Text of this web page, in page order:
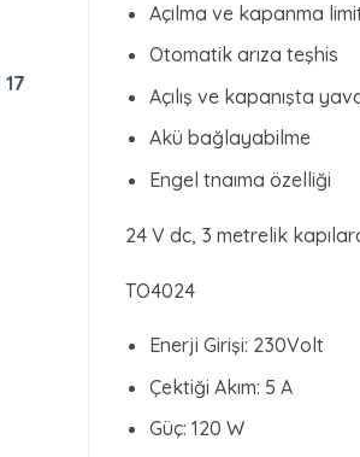
Açılma ve kapanma
Otomatik arıza teşhis
Açılış ve kapanışta
Akü bağlayabilme
Engel tnaıma özelliği
24 V dc, 3 metrelik
TO4024
Enerji Girişi: 230Volt
Çektiği Akım: 5 A
Güç: 120 W